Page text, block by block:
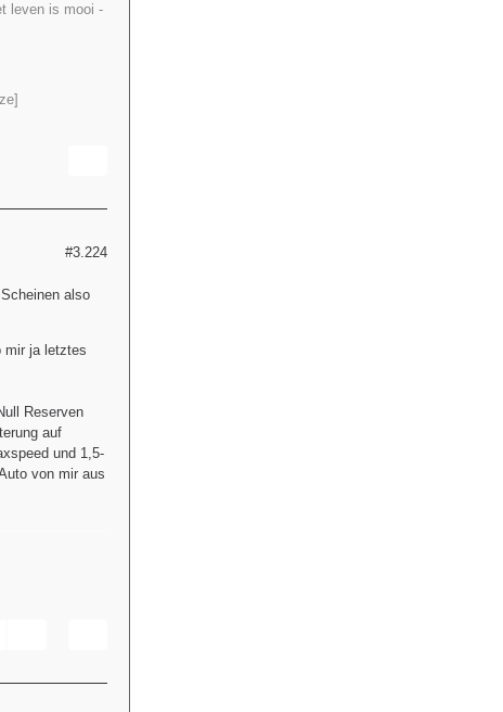
leven is mooi -
#3.224
also
mir ja letztes
Reserven
auf
und 1,5-
von mir aus